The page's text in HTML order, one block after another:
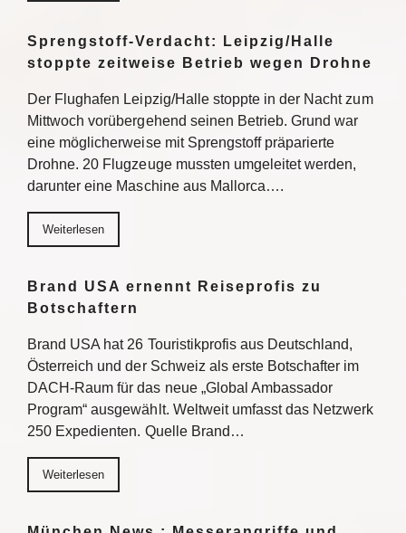
Sprengstoff-Verdacht: Leipzig/Halle
stoppte zeitweise Betrieb wegen Drohne
Der Flughafen Leipzig/Halle stoppte in der Nacht zum
Mittwoch vorübergehend seinen Betrieb. Grund war
eine möglicherweise mit Sprengstoff präparierte
Drohne. 20 Flugzeuge mussten umgeleitet werden,
darunter eine Maschine aus Mallorca….
Weiterlesen
Brand USA ernennt Reiseprofis zu
Botschaftern
Brand USA hat 26 Touristikprofis aus Deutschland,
Österreich und der Schweiz als erste Botschafter im
DACH-Raum für das neue „Global Ambassador
Program“ ausgewählt. Weltweit umfasst das Netzwerk
250 Expedienten. Quelle Brand…
Weiterlesen